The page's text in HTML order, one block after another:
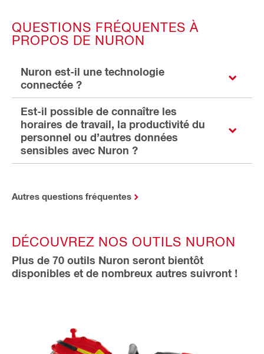
QUESTIONS FRÉQUENTES À
PROPOS DE NURON
Nuron est-il une technologie
connectée ?
Est-il possible de connaître les
horaires de travail, la productivité du
personnel ou d’autres données
sensibles avec Nuron ?
Autres questions fréquentes
DÉCOUVREZ NOS OUTILS NURON
Plus de 70 outils Nuron seront bientôt
disponibles et de nombreux autres suivront !